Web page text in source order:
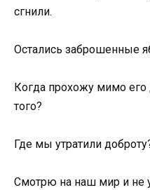
сгнили.
Остались заброшенные
Когда прохожу мимо
того?
Где мы утратили
Смотрю на наш мир и не